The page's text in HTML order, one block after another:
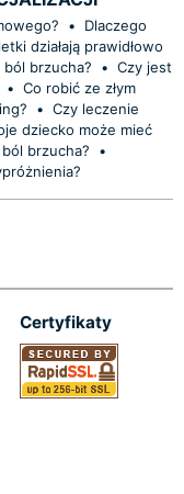
•
Dlaczego
działają prawidłowo
ból brzucha? • Czy jest
• Co robić ze złym
• Czy leczenie
dziecko może mieć
brzucha?
•
Certyfikaty